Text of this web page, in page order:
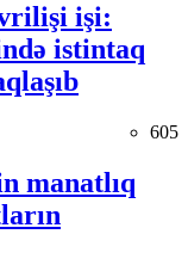
işi:
istintaq
605
manatlıq